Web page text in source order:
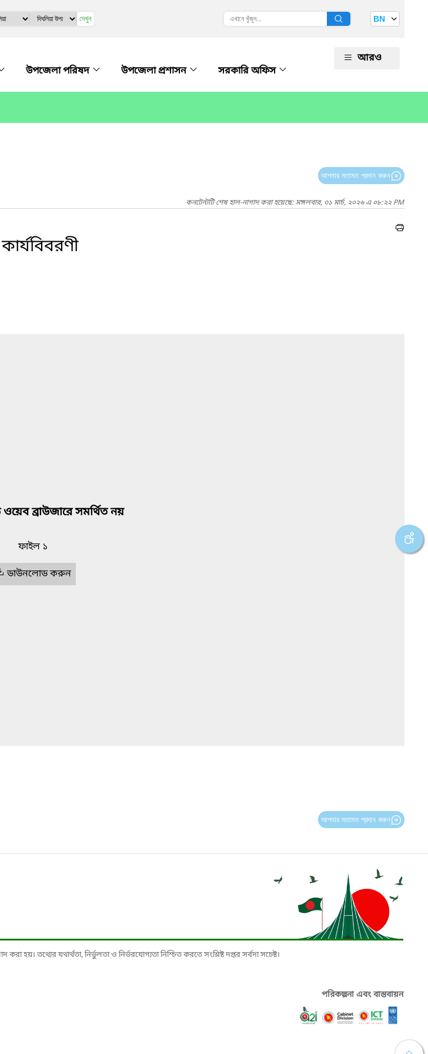
দেখুন BN
উপজেলা পরিষদ উপজেলা প্রশাসন সরকারি অফিস
আরও
আপনার মতামত প্রদান করুন
কনটেন্টটি শেষ হাল-নাগাদ করা হয়েছে: মঙ্গলবার, ৩১ মার্চ, ২০২৬ এ ০৮:২২ PM
ব্রাউজারে সমর্থিত নয়
ফাইল ১
ডাউনলোড করুন
আপনার মতামত প্রদান করুন
হয়। তথ্যের যথার্থতা, নির্ভুলতা ও নির্ভরযোগ্যতা নিশ্চিত করতে সংশ্লিষ্ট দপ্তর সর্বদা সচেষ্ট।
পরিকল্পনা এবং বাস্তবায়ন